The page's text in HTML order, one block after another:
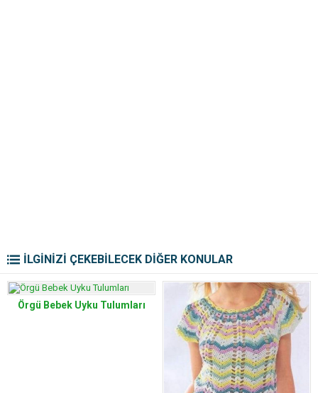
İLGİNİZİ ÇEKEBİLECEK DİĞER KONULAR
Örgü Bebek Uyku Tulumları